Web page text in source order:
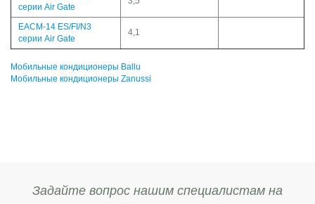
серии Air Gate
EACM-14 ES/FI/N3
серии Air Gate
4,1
Мобильные кондиционеры Ballu
Мобильные кондиционеры Zanussi
Задайте вопрос нашим специалистам на